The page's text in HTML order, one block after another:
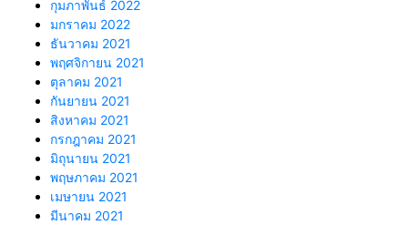
กุมภาพันธ์ 2022
มกราคม 2022
ธันวาคม 2021
พฤศจิกายน 2021
ตุลาคม 2021
กันยายน 2021
สิงหาคม 2021
กรกฎาคม 2021
มิถุนายน 2021
พฤษภาคม 2021
เมษายน 2021
มีนาคม 2021